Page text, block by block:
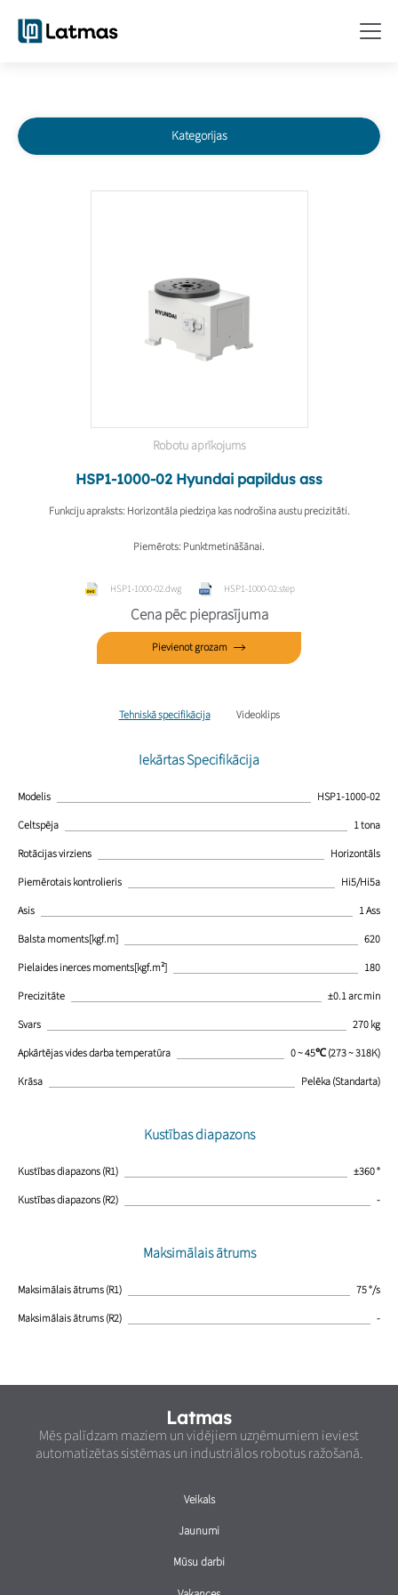
Kategorijas
Robotu aprīkojums
HSP1-1000-02 Hyundai papildus ass
Funkciju apraksts: Horizontāla piedziņa kas nodrošina austu precizitāti.
Piemērots: Punktmetināšānai.
Cena pēc pieprasījuma
HSP1-1000-02.dwg HSP1-1000-02.step
Pievienot grozam
Tehniskā specifikācija Videoklips
Iekārtas Specifikācija
Modelis
HSP1-1000-02
Celtspēja
1 tona
Rotācijas virziens
Horizontāls
Piemērotais kontrolieris
Hi5/Hi5a
Asis
1 Ass
Balsta moments[kgf.m]
620
Pielaides inerces moments[kgf.m²]
180
Precizitāte
±0.1 arc min
Svars
270 kg
Apkārtējas vides darba temperatūra
0 ~ 45℃ (273 ~ 318K)
Krāsa
Pelēka (Standarta)
Kustības diapazons
Kustības diapazons (R1)
±360 °
Kustības diapazons (R2)
-
Maksimālais ātrums
Maksimālais ātrums (R1)
75 °/s
Maksimālais ātrums (R2)
-
Latmas
Mēs palīdzam maziem un vidējiem uzņēmumiem ieviest
automatizētas sistēmas un industriālos robotus ražošanā.
Veikals
Jaunumi
Mūsu darbi